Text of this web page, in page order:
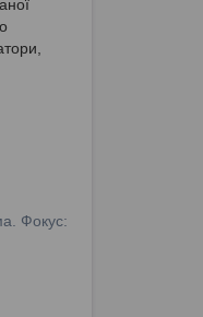
Фокус: